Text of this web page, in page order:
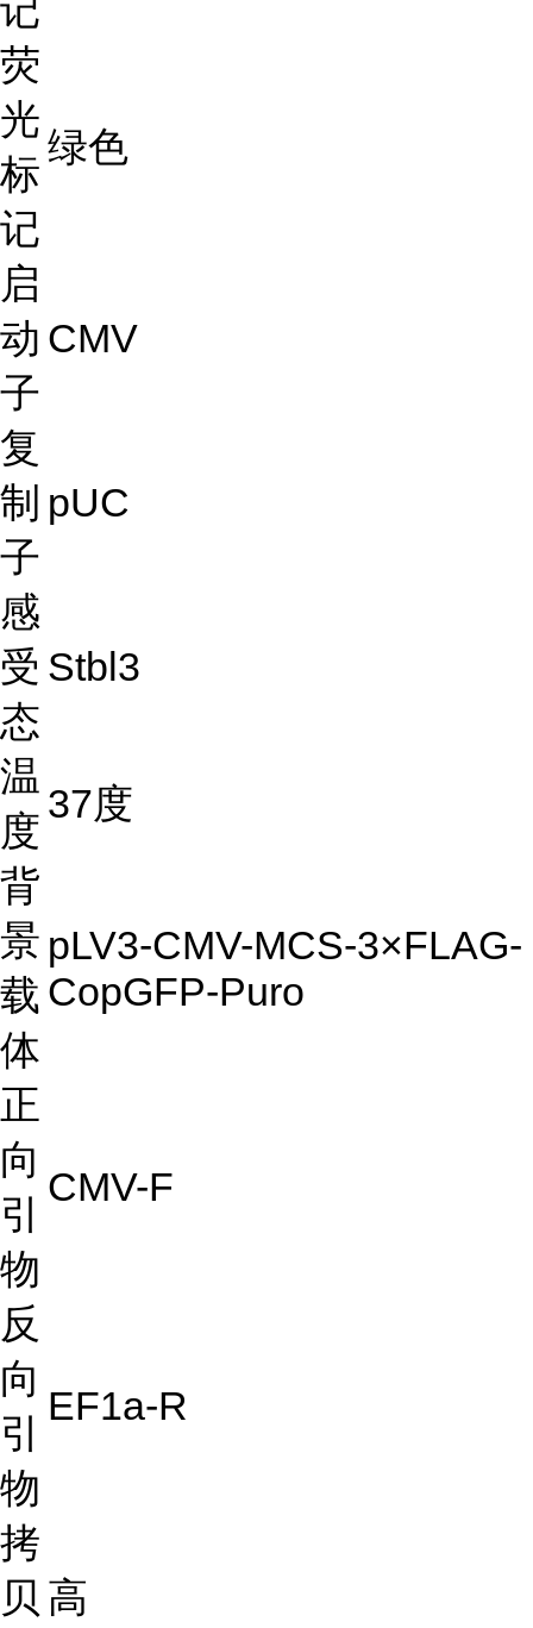
记
荧
光
标
记
绿色
启
动
子
CMV
复
制
子
pUC
感
受
态
Stbl3
温
度
37度
背
景
载
体
pLV3-CMV-MCS-3×FLAG-
CopGFP-Puro
正
向
引
物
CMV-F
反
向
引
物
EF1a-R
拷
贝 高